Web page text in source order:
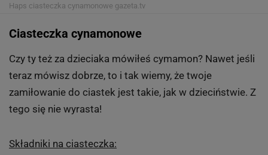
Haps ciasteczka cynamonowe gazeta.tv
Ciasteczka cynamonowe
Czy ty też za dzieciaka mówiłeś cymamon? Nawet jeśli
teraz mówisz dobrze, to i tak wiemy, że twoje
zamiłowanie do ciastek jest takie, jak w dzieciństwie. Z
tego się nie wyrasta!
Składniki na ciasteczka: